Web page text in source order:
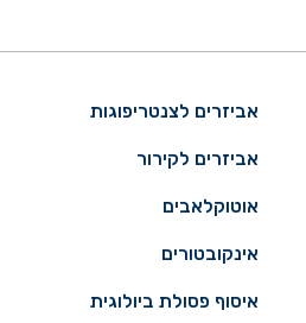
אביזרים לצנטריפוגות
אביזרים לקירור
אוטוקלאבים
אינקובטורים
איסוף פסולת ביולוגית